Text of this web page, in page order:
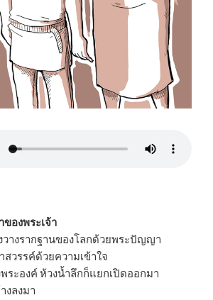
องพระเจ้า
วางรากฐานของโลกด้วยพระปัญญา
วรรค์ด้วยความเข้าใจ
ระองค์ ห้วงน้ำลึกก็แยกเปิดออกมา
งลงมา